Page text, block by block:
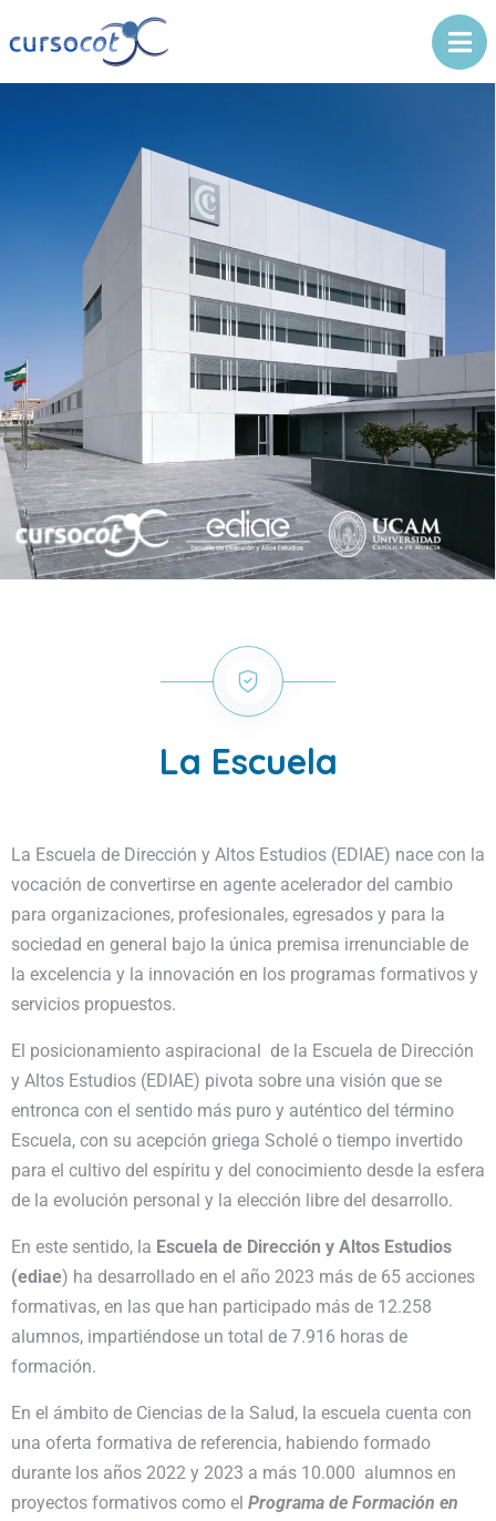
La Escuela
La Escuela de Dirección y Altos Estudios (EDIAE) nace con la
vocación de convertirse en agente acelerador del cambio
para organizaciones, profesionales, egresados y para la
sociedad en general bajo la única premisa irrenunciable de
la excelencia y la innovación en los programas formativos y
servicios propuestos.
El posicionamiento aspiracional de la Escuela de Dirección
y Altos Estudios (EDIAE) pivota sobre una visión que se
entronca con el sentido más puro y auténtico del término
Escuela, con su acepción griega Scholé o tiempo invertido
para el cultivo del espíritu y del conocimiento desde la esfera
de la evolución personal y la elección libre del desarrollo.
En este sentido, la Escuela de Dirección y Altos Estudios
(ediae) ha desarrollado en el año 2023 más de 65 acciones
formati­vas, en las que han participado más de 12.258
alumnos, impartiéndose un total de 7.916 horas de
formación.
En el ámbito de Ciencias de la Salud, la escuela cuenta con
una oferta formativa de referencia, habiendo formado
durante los años 2022 y 2023 a más 10.000 alumnos en
proyectos formativos como el Programa de Formación en